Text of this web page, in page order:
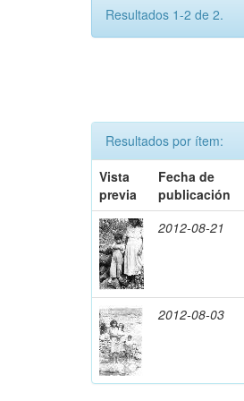
Resultados 1-2 de 2.
Resultados por ítem:
Vista
previa
Fecha de
publicación
2012-08-21
2012-08-03